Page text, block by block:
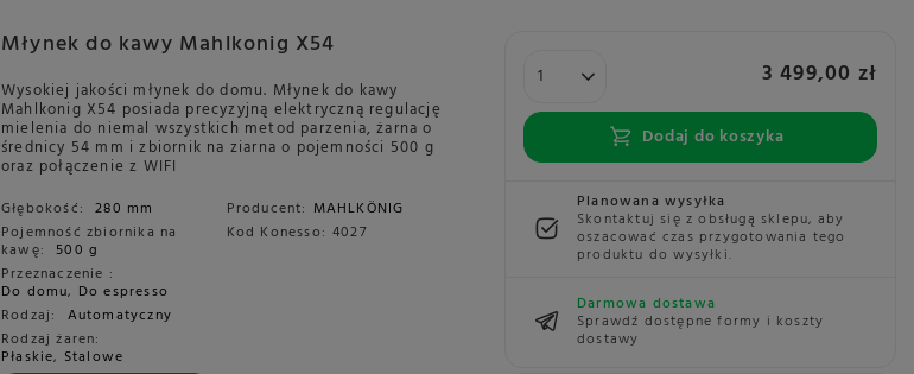
Młynek do kawy Mahlkonig X54
Wysokiej jakości młynek do domu. Młynek do kawy
Mahlkonig X54 posiada precyzyjną elektryczną regulację
mielenia do niemal wszystkich metod parzenia, żarna o
średnicy 54 mm i zbiornik na ziarna o pojemności 500 g
oraz połączenie z WIFI
Głębokość: 280 mm
Pojemność zbiornika na
kawę: 500 g
Przeznaczenie :
Do domu, Do espresso
Rodzaj: Automatyczny
Rodzaj żaren:
Płaskie, Stalowe
Producent: MAHLKÖNIG
Kod Konesso: 4027
3 499,00 zł
Dodaj do koszyka
Planowana wysyłka
Skontaktuj się z obsługą sklepu, aby
oszacować czas przygotowania tego
produktu do wysyłki.
Darmowa dostawa
Sprawdź dostępne formy i koszty
dostawy